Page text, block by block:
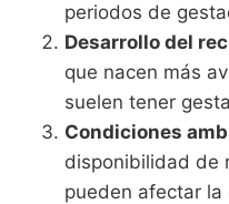
periodos de
Desarrollo del
que nacen más
suelen tener
Condiciones
disponibilidad de
pueden afectar